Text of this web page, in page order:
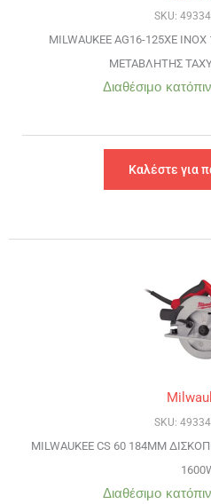
SKU:
MILWAUKEE AG16-125XE
ΜΕΤΑΒΛΗΤΗΣ
Διαθέσιμο
Καλέστε για
SKU:
MILWAUKEE CS 60 184MM
Διαθέσιμο